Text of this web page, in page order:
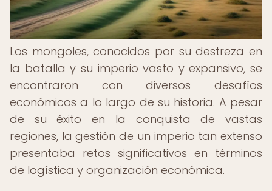
Los mongoles, conocidos por su destreza en
la batalla y su imperio vasto y expansivo, se
encontraron con diversos desafíos
económicos a lo largo de su historia. A pesar
de su éxito en la conquista de vastas
regiones, la gestión de un imperio tan extenso
presentaba retos significativos en términos
de logística y organización económica.